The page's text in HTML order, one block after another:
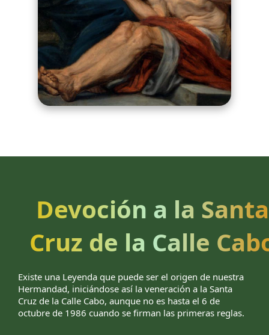
Devoción a la Santa
Cruz de la Calle
Existe una Leyenda que puede ser el origen de nuestra
Hermandad, iniciándose así la veneración a la Santa
Cruz de la Calle Cabo, aunque no es hasta el 6 de
octubre de 1986 cuando se firman las primeras reglas.